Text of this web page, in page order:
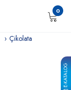
E-KATALOG
0
Çikolata